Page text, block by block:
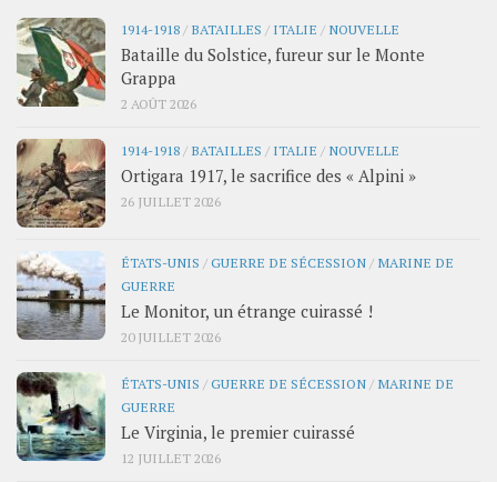
1914-1918/ BATAILLES / ITALIE / NOUVELLE
Bataille du Solstice, fureur sur le Monte
Grappa
2 AOÛT 2026
1914-1918/ BATAILLES / ITALIE / NOUVELLE
Ortigara 1917, le sacrifice des « Alpini »
26 JUILLET 2026
ÉTATS-UNIS /GUERRE DE SÉCESSION/ MARINE DE
GUERRE
Le Monitor, un étrange cuirassé !
20 JUILLET 2026
ÉTATS-UNIS /GUERRE DE SÉCESSION/ MARINE DE
GUERRE
Le Virginia, le premier cuirassé
12 JUILLET 2026